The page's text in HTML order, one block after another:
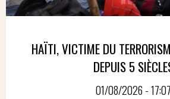
HAÏTI, VICTIME DU
DEPUIS 5
01/08/2026 - 17:07